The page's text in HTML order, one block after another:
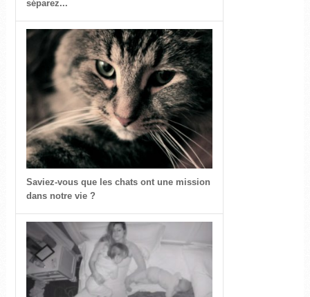
séparez...
Saviez-vous que les chats ont une mission
dans notre vie ?